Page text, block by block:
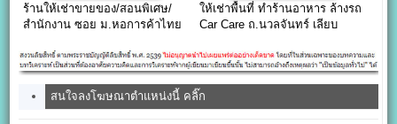
ร้านให้เช่าขายของ/สอนพิเศษ/
สำนักงาน ซอย ม.หอการค้าไทย
(พร้อมแอร์ ห้องน้ำในตัว)
ให้เช่าพื้นที่ ทำร้านอาหาร ล้างรถ
Car Care ถ.นวลจันทร์ เลียบ
สนใจลงโฆษณาตำแหน่งนี้ คลิ๊ก